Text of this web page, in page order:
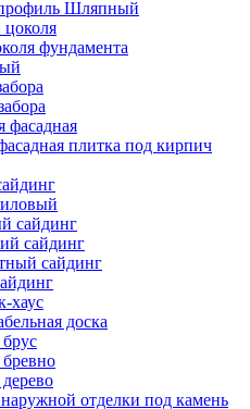
Шляпный
фундамента
фасадная
плитка под кирпич
сайдинг
сайдинг
сайдинг
хаус
доска
отделки под камень